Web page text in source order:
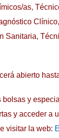
as,
Sanitaria,
abierto
bolsas y
y acceder a
visitar la web: